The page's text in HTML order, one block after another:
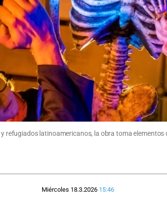
refugiados latinoamericanos, la obra toma
Miércoles 18.3.2026 15:46